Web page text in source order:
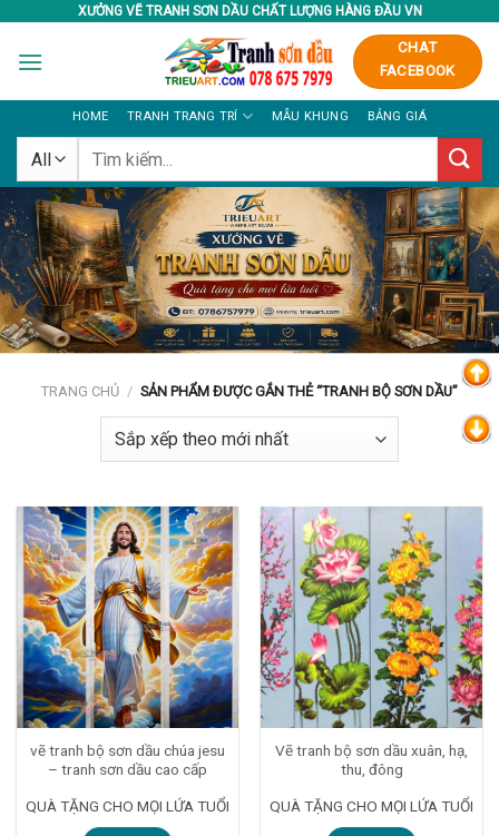
content
XƯỞNG VẼ TRANH SƠN DẦU CHẤT LƯỢNG HÀNG ĐẦU VN
CHAT
FACEBOOK
HOME TRANH TRANG TRÍ MẪU KHUNG BẢNG GIÁ
Tìm
TRANG CHỦ / SẢN PHẨM ĐƯỢC GẮN THẺ “TRANH BỘ SƠN DẦU”
vẽ tranh bộ sơn dầu chúa jesu
– tranh sơn dầu cao cấp
QUÀ TẶNG CHO MỌI LỨA TUỔI
Vẽ tranh bộ sơn dầu xuân, hạ,
thu, đông
QUÀ TẶNG CHO MỌI LỨA TUỔI